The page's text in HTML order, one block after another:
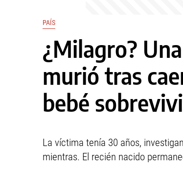
PAÍS
¿Milagro?
murió tras
bebé
La víctima tenía 30 años,
mientras. El recién nacido